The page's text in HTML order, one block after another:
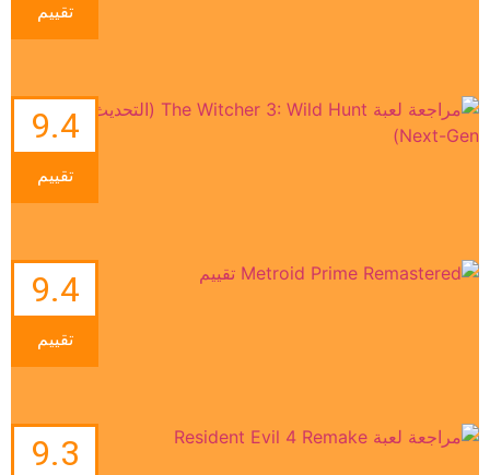
تقييم
9.4
تقييم
9.4
تقييم
9.3